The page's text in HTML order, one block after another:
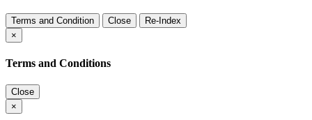
Terms and Condition Close
Re-Index
×
Terms and Conditions
Close
×